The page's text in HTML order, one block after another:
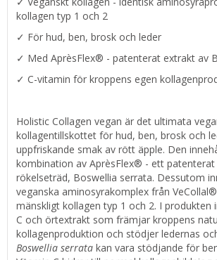
kollagen typ 1 och 2
✓ För hud, ben, brosk och leder
✓ Med AprèsFlex® - patenterat extrakt av
✓ C-vitamin för kroppens egen
Holistic Collagen vegan är det ultimata
kollagentillskottet för hud, ben, brosk och
uppfriskande smak av rött äpple. Den
kombination av AprèsFlex® - ett
rökelseträd, Boswellia serrata. Dessutom
veganska aminosyrakomplex från
mänskligt kollagen typ 1 och 2. I produkten
C och örtextrakt som främjar kroppens
kollagenproduktion och stödjer ledernas
Boswellia serrata kan vara stödjande för